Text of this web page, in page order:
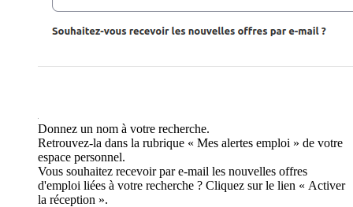
Donnez un nom à votre recherche.
Retrouvez-la dans la rubrique « Mes alertes emploi » de votre
espace personnel.
Vous souhaitez recevoir par e-mail les nouvelles offres
d'emploi liées à votre recherche ? Cliquez sur le lien « Activer
la réception ».